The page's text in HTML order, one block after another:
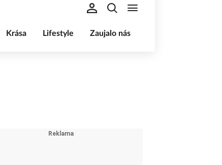
Krása Lifestyle Zaujalo nás